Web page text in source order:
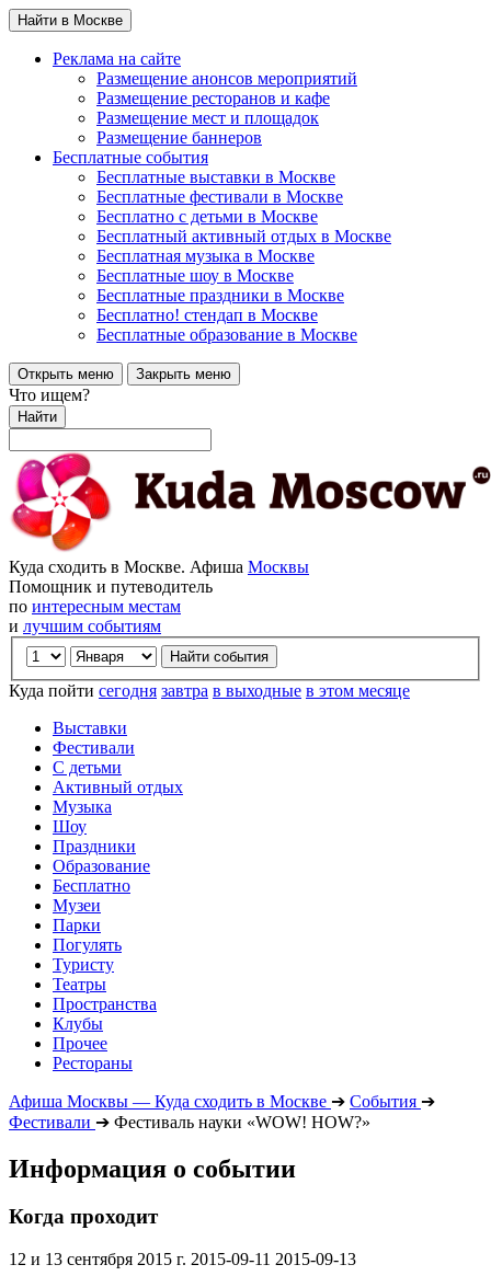
Найти в Москве
Реклама на сайте
Размещение анонсов мероприятий
Размещение ресторанов и кафе
Размещение мест и площадок
Размещение баннеров
Бесплатные события
Бесплатные выставки в Москве
Бесплатные фестивали в Москве
Бесплатно с детьми в Москве
Бесплатный активный отдых в Москве
Бесплатная музыка в Москве
Бесплатные шоу в Москве
Бесплатные праздники в Москве
Бесплатно! стендап в Москве
Бесплатные образование в Москве
Открыть меню Закрыть меню
Что ищем?
Найти
Куда сходить в Москве. Афиша Москвы
Помощник и путеводитель
по интересным местам
и лучшим событиям
Куда пойти сегодня завтра в выходные в этом месяце
Выставки
Фестивали
С детьми
Активный отдых
Музыка
Шоу
Праздники
Образование
Бесплатно
Музеи
Парки
Погулять
Туристу
Театры
Пространства
Клубы
Прочее
Рестораны
Афиша Москвы — Куда сходить в Москве ➔ События ➔
Фестивали ➔ Фестиваль науки «WOW! HOW?»
Информация о событии
Когда проходит
12 и 13 сентября 2015 г. 2015-09-11 2015-09-13